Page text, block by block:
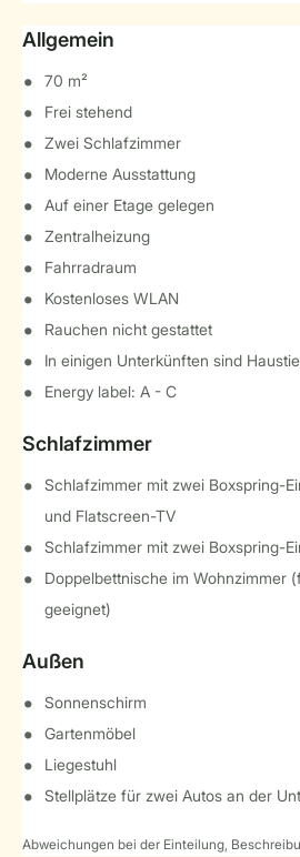
Allgemein
70 m²
Frei stehend
Zwei Schlafzimmer
Moderne Ausstattung
Auf einer Etage gelegen
Zentralheizung
Fahrradraum
Kostenloses WLAN
Rauchen nicht gestattet
In einigen Unterkünften sind
Energy label: A - C
Schlafzimmer
Schlafzimmer mit zwei Boxspring-
und Flatscreen-TV
Schlafzimmer mit zwei Boxspring-
Doppelbettnische im Wohnzimmer
geeignet)
Außen
Sonnenschirm
Gartenmöbel
Liegestuhl
Stellplätze für zwei Autos an der
Abweichungen bei der Einteilung,